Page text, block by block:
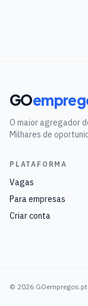
GO
O maior agregador
Milhares de
PLATAFORMA
Vagas
Para empresas
Criar conta
© 2026